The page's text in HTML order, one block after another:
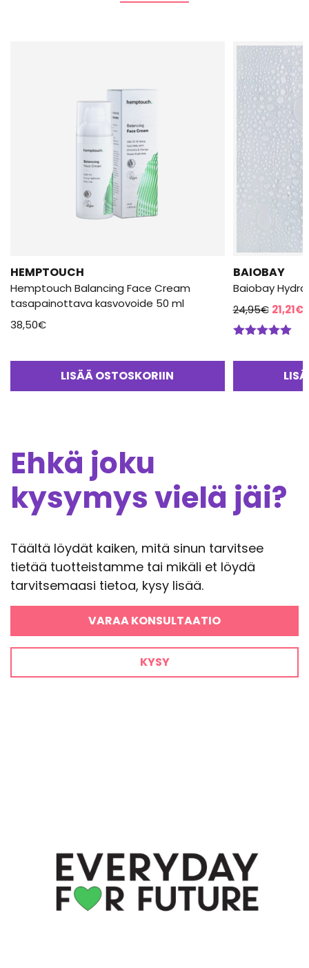
HEMPTOUCH
Hemptouch Balancing Face Cream
tasapainottava kasvovoide 50 ml
38,50€
LISÄÄ OSTOSKORIIN
BAIOBAY
Baiobay
24,95€
hinta
21,21€
Ehkä joku
kysymys vielä jäi?
Täältä löydät kaiken, mitä sinun tarvitsee
tietää tuotteistamme tai mikäli et löydä
tarvitsemaasi tietoa, kysy lisää.
VARAA KONSULTAATIO
KYSY